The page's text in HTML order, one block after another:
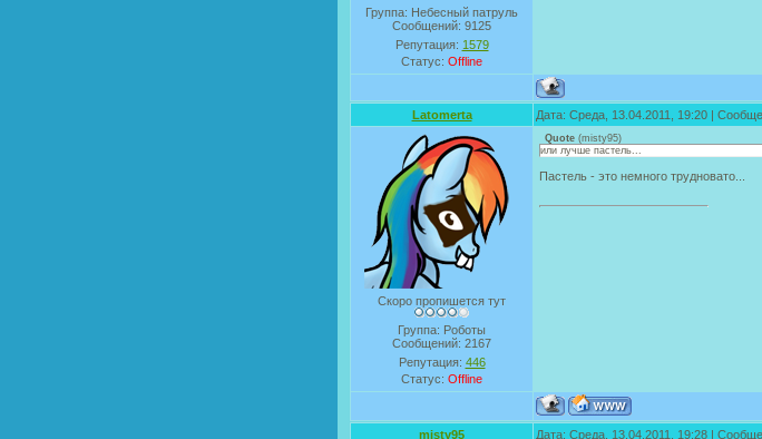
Группа: Небесный патруль
Сообщений: 9125
Репутация: 1579
Статус: Offline
Latomerta Дата: Среда, 13.04.2011, 19:20 |
Скоро пропишется тут
Группа: Роботы
Сообщений: 2167
Репутация: 446
Статус: Offline
Quote (misty95)
или лучше пастель...
Пастель - это немного трудновато...
misty95 Дата: Среда, 13.04.2011, 19:28 |